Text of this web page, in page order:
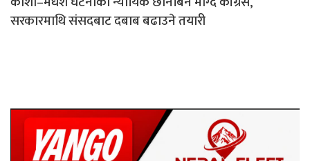
सरकारमाथि संसदबाट दबाब बढाउने तयारी